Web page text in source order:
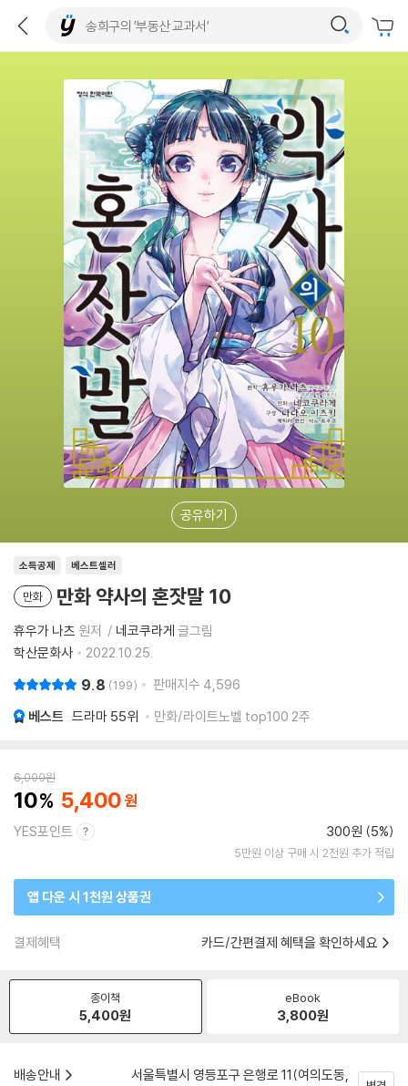
공유하기
소득공제 베스트셀러
만화 만화 약사의 혼잣말 10
휴우가 나츠 원저 네코쿠라게 글그림
학산문화사
2022.10.25.
9.8 199 판매지수 4,596
베스트 드라마 55위 만화/라이트노벨 top100 2주
6,000원
10 5,400
YES포인트 300원 (5%)
5만원 이상 구매 시 2천원 추가 적립
앱 다운 시 1천원 상품권
결제혜택 카드/간편결제 혜택을 확인하세요
종이책
5,400원
eBook
3,800원
배송안내
서울특별시 영등포구 은행로 11(여의도동,